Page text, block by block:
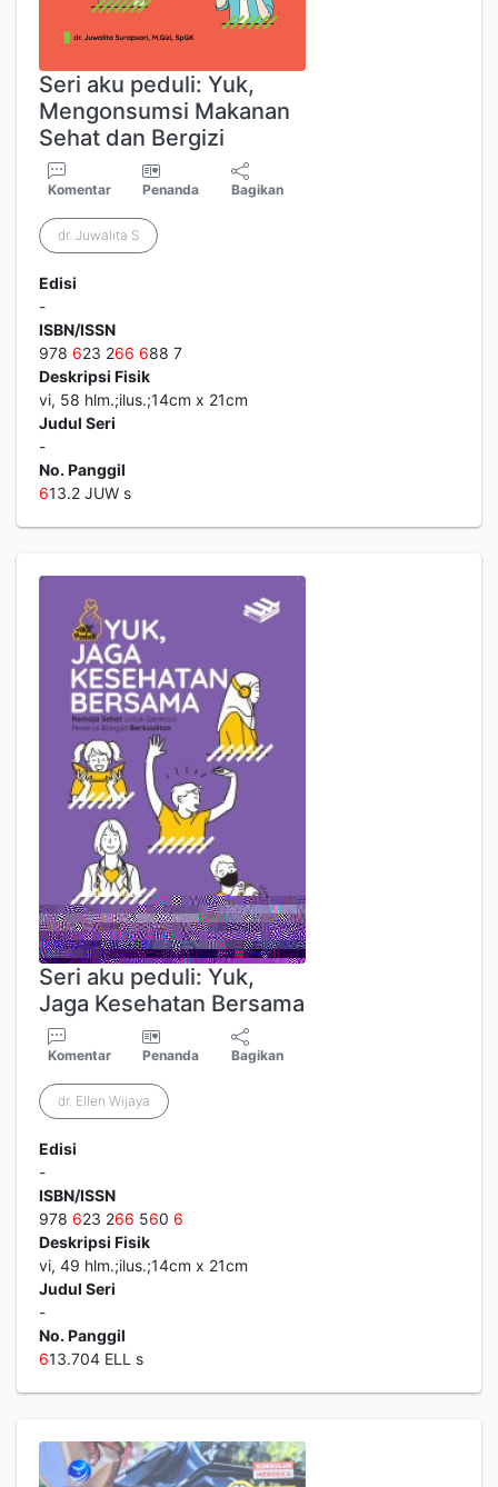
Seri aku peduli: Yuk,
Mengonsumsi Makanan
Sehat dan Bergizi
Komentar Penanda Bagikan
dr. Juwalita S
Edisi
-
ISBN/ISSN
978 623 266 688 7
Deskripsi Fisik
vi, 58 hlm.;ilus.;14cm x 21cm
Judul Seri
-
No. Panggil
613.2 JUW s
Seri aku peduli: Yuk,
Jaga Kesehatan Bersama
Komentar Penanda Bagikan
dr. Ellen Wijaya
Edisi
-
ISBN/ISSN
978 623 266 560 6
Deskripsi Fisik
vi, 49 hlm.;ilus.;14cm x 21cm
Judul Seri
-
No. Panggil
613.704 ELL s